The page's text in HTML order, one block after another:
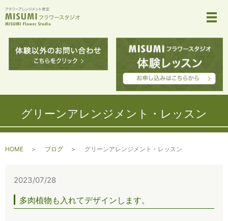
メ
グリーンアレンジメント・レッスン
HOME ブログ グリーンアレンジメント・レッスン
2023/07/28
多肉植物も入れてデザインします。